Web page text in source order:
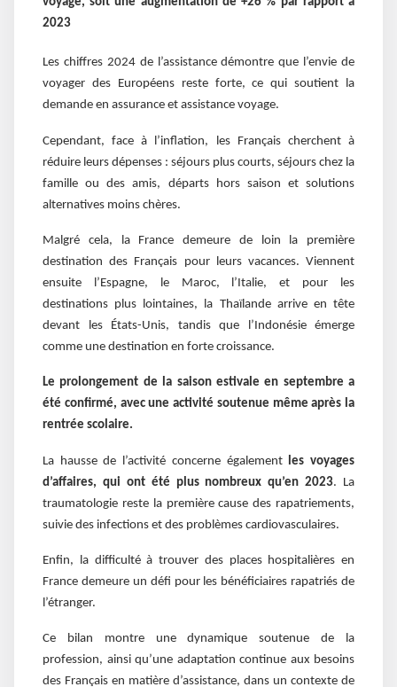
2023
Les chiffres 2024 de l’assistance démontre que l’envie de
voyager des Européens reste forte, ce qui soutient la
demande en assurance et assistance voyage.
Cependant, face à l’inflation, les Français cherchent à
réduire leurs dépenses : séjours plus courts, séjours chez la
famille ou des amis, départs hors saison et solutions
alternatives moins chères.
Malgré cela, la France demeure de loin la première
destination des Français pour leurs vacances. Viennent
ensuite l’Espagne, le Maroc, l’Italie, et pour les
destinations plus lointaines, la Thaïlande arrive en tête
devant les États-Unis, tandis que l’Indonésie émerge
comme une destination en forte croissance.
Le prolongement de la saison estivale en septembre a
été confirmé, avec une activité soutenue même après la
rentrée scolaire.
La hausse de l’activité concerne également
les voyages
d’affaires, qui ont été plus nombreux qu’en 2023. La
traumatologie reste la première cause des rapatriements,
suivie des infections et des problèmes cardiovasculaires.
Enfin, la difficulté à trouver des places hospitalières en
France demeure un défi pour les bénéficiaires rapatriés de
l’étranger.
Ce bilan montre une dynamique soutenue de la
profession, ainsi qu’une adaptation continue aux besoins
des Français en matière d’assistance, dans un contexte de